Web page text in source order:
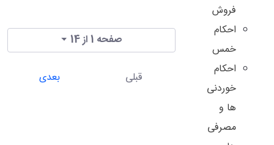
فروش
احکام
خمس
احکام
خوردنی
ها و
مصرفی
صفحه 1 از 14
قبلی بعدی